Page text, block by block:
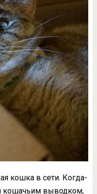
кошка в сети. Когда-
кошачьим выводком,